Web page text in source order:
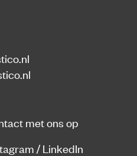
met ons op
/ LinkedIn